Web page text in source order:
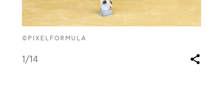
©PIXELFORMULA
1/14